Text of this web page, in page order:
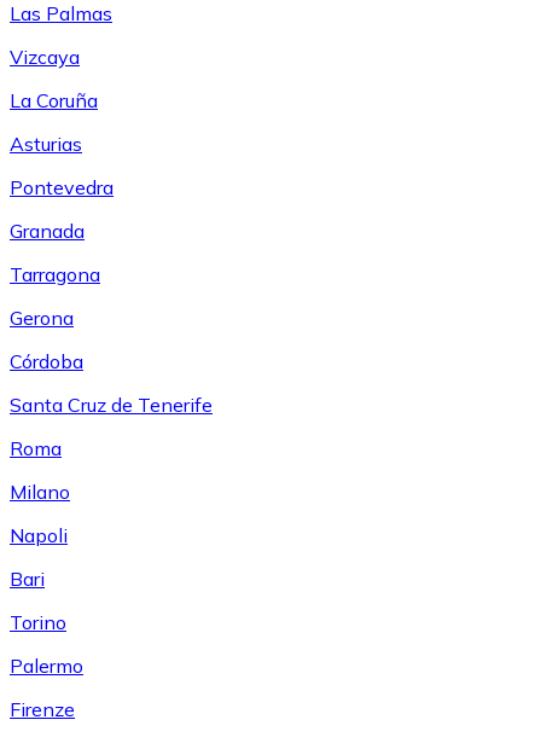
Las Palmas
Vizcaya
La Coruña
Asturias
Pontevedra
Granada
Tarragona
Gerona
Córdoba
Santa Cruz de Tenerife
Roma
Milano
Napoli
Bari
Torino
Palermo
Firenze